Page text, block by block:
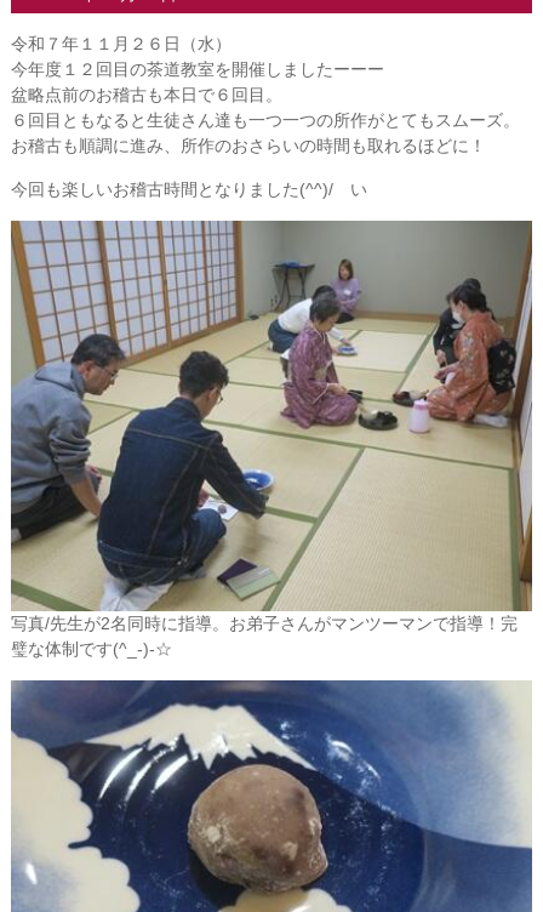
令和７年１１月２６日（水）
今年度１２回目の茶道教室を開催しましたーーー
盆略点前のお稽古も本日で６回目。
６回目ともなると生徒さん達も一つ一つの所作がとてもスムーズ。
お稽古も順調に進み、所作のおさらいの時間も取れるほどに！
今回も楽しいお稽古時間となりました(^^)/ い
写真/先生が2名同時に指導。お弟子さんがマンツーマンで指導！完
璧な体制です(^_-)-☆